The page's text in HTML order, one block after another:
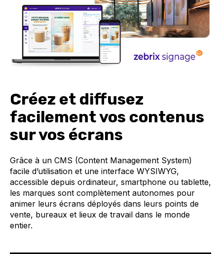
Créez et diffusez
facilement vos contenus
sur vos écrans
Grâce à un CMS (Content Management System)
facile d’utilisation et une interface WYSIWYG,
accessible depuis ordinateur, smartphone ou tablette,
les marques sont complètement autonomes pour
animer leurs écrans déployés dans leurs points de
vente, bureaux et lieux de travail dans le monde
entier.